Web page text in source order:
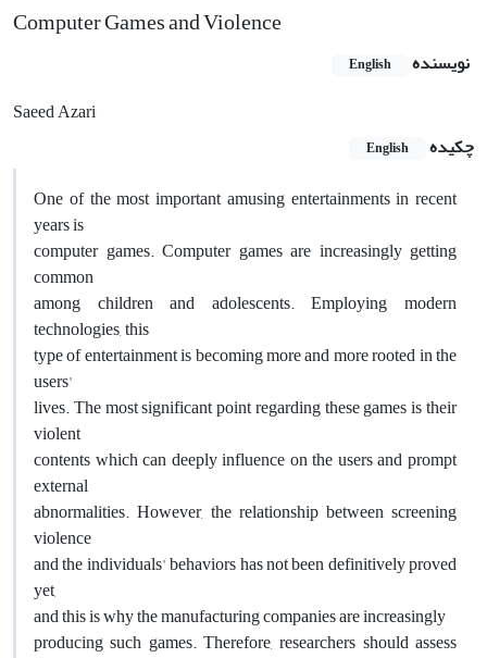
Computer Games and Violence
نویسنده English
Saeed Azari
چکیده
English
One of the most important amusing entertainments in recent
years is
computer games. Computer games are increasingly getting
common
among children and adolescents. Employing modern
technologies, this
type of entertainment is becoming more and more rooted in the
users'
lives. The most significant point regarding these games is their
violent
contents which can deeply influence on the users and prompt
external
abnormalities. However, the relationship between screening
violence
and the individuals' behaviors has not been definitively proved
yet,
and this is why the manufacturing companies are increasingly
producing such games. Therefore, researchers should assess